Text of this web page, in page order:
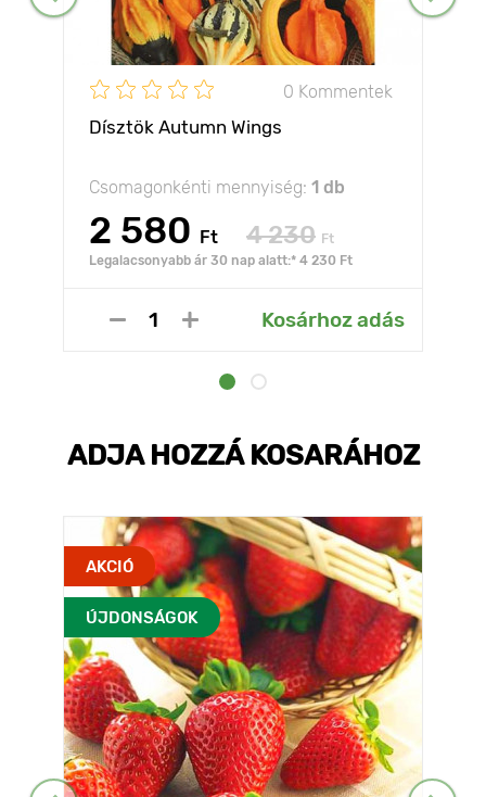
0 Kommentek
Dísztök Autumn Wings
Csomagonkénti mennyiség: 1 db
2 580 Ft 4 230 Ft
Legalacsonyabb ár 30 nap alatt:* 4 230 Ft
Kosárhoz adás
ADJA HOZZÁ KOSARÁHOZ
AKCIÓ
ÚJDONSÁGOK